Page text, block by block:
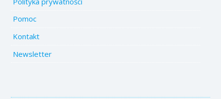
Pomoc
Kontakt
Newsletter